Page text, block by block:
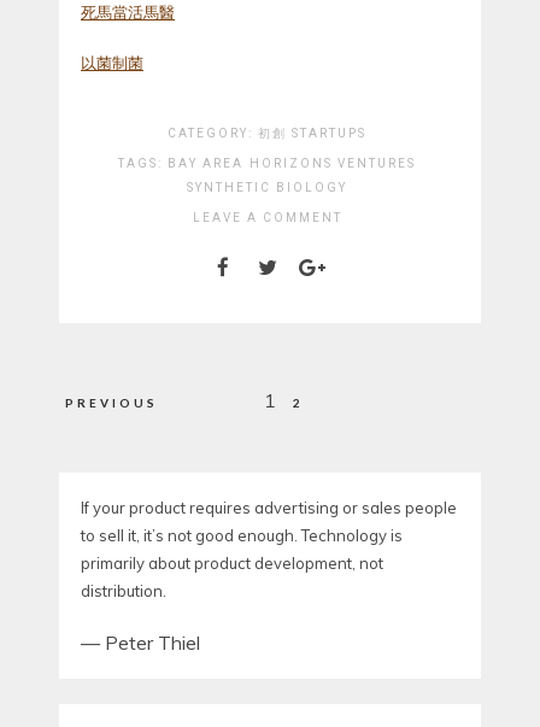
死馬當活馬醫
以菌制菌
CATEGORY: 初創 STARTUPS
TAGS: BAY AREA
HORIZONS VENTURES
SYNTHETIC BIOLOGY
LEAVE A COMMENT
PREVIOUS 1 2
If your product requires advertising or sales people
to sell it, it’s not good enough. Technology is
primarily about product development, not
distribution.
— Peter Thiel